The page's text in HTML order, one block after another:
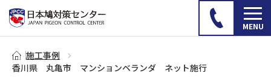
施工事例
香川県 丸亀市 マンションベランダ ネット施行